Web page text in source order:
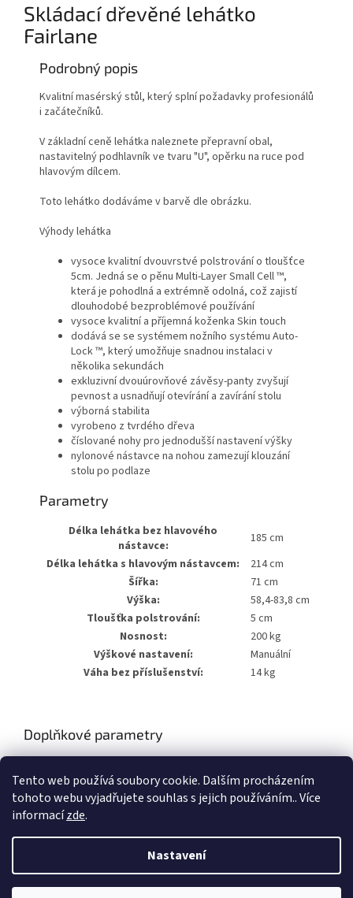
Tento web používá soubory cookie. Dalším procházením
tohoto webu vyjadřujete souhlas s jejich používáním.. Více
informacízde.
Nastavení
Skládací dřevěné lehátko
Fairlane
Podrobný popis
Kvalitní masérský stůl, který splní požadavky profesionálů
i začátečníků.
V základní ceně lehátka naleznete přepravní obal,
nastavitelný podhlavník ve tvaru "U", opěrku na ruce pod
hlavovým dílcem.
Toto lehátko dodáváme v barvě dle obrázku.
Výhody lehátka
vysoce kvalitní dvouvrstvé polstrování o tloušťce
5cm. Jedná se o pěnu Multi-Layer Small Cell ™,
která je pohodlná a extrémně odolná, což zajistí
dlouhodobé bezproblémové používání
vysoce kvalitní a příjemná koženka Skin touch
dodává se se systémem nožního systému Auto-
Lock ™, který umožňuje snadnou instalaci v
několika sekundách
exkluzivní dvouúrovňové závěsy-panty zvyšují
pevnost a usnadňují otevírání a zavírání stolu
výborná stabilita
vyrobeno z tvrdého dřeva
číslované nohy pro jednodušší nastavení výšky
nylonové nástavce na nohou zamezují klouzání
stolu po podlaze
Parametry
Délka lehátka bez hlavového
nástavce:
185 cm
Délka lehátka s hlavovým nástavcem:
214 cm
Šířka:
71 cm
Výška:
58,4-83,8 cm
Tloušťka polstrování:
5 cm
Nosnost:
200 kg
Výškové nastavení:
Manuální
Váha bez příslušenství:
14 kg
Doplňkové parametry
Hmotnost
14 kg
Vytvořil Shoptet